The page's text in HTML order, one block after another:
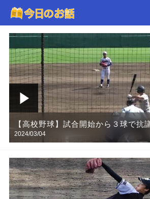
【高校野球】試合開始から３球で抗
手チームと審判を困らせた投球がこ
2024/03/04